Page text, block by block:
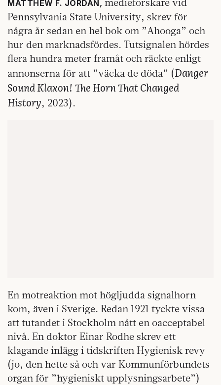
MATTHEW F. JORDAN,
Pennsylvania State University, skrev för
några år sedan en hel bok om ”Ahooga” och
hur den marknadsfördes. Tutsignalen hördes
flera hundra meter framåt och räckte enligt
annonserna för att ”väcka de döda” (Danger
Sound Klaxon! The Horn That Changed
History, 2023).
En motreaktion mot högljudda signalhorn
kom, även i Sverige. Redan 1921 tyckte vissa
att tutandet i Stockholm nått en oacceptabel
nivå. En doktor Einar Rodhe skrev ett
klagande inlägg i tidskriften Hygienisk revy
(jo, den hette så och var Kommunförbundets
organ för ”hygieniskt upplysningsarbete”)